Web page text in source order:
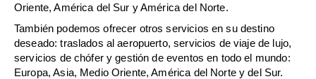
Oriente, América del Sur y América del Norte.
También podemos ofrecer otros servicios en su destino
deseado: traslados al aeropuerto, servicios de viaje de lujo,
servicios de chófer y gestión de eventos en todo el mundo:
Europa, Asia, Medio Oriente, América del Norte y del Sur.